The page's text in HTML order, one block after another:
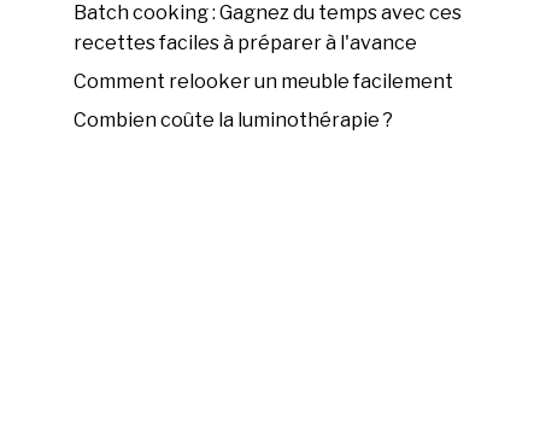
Batch cooking : Gagnez du temps avec ces
recettes faciles à préparer à l'avance
Comment relooker un meuble facilement
Combien coûte la luminothérapie ?